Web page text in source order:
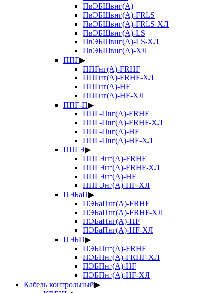
ПвЭБШвнг(А)
ПвЭБШвнг(А)-FRLS
ПвЭБШвнг(А)-FRLS-ХЛ
ПвЭБШвнг(А)-LS
ПвЭБШвнг(А)-LS-ХЛ
ПвЭБШвнг(А)-ХЛ
ППГ▶
ППГнг(А)-FRHF
ППГнг(А)-FRHF-ХЛ
ППГнг(А)-HF
ППГнг(А)-HF-ХЛ
ППГ-П▶
ППГ-Пнг(А)-FRHF
ППГ-Пнг(А)-FRHF-ХЛ
ППГ-Пнг(А)-HF
ППГ-Пнг(А)-HF-ХЛ
ППГЭ▶
ППГЭнг(А)-FRHF
ППГЭнг(А)-FRHF-ХЛ
ППГЭнг(А)-HF
ППГЭнг(А)-HF-ХЛ
ПЭБаП▶
ПЭБаПнг(А)-FRHF
ПЭБаПнг(А)-FRHF-ХЛ
ПЭБаПнг(А)-HF
ПЭБаПнг(А)-HF-ХЛ
ПЭБП▶
ПЭБПнг(А)-FRHF
ПЭБПнг(А)-FRHF-ХЛ
ПЭБПнг(А)-HF
ПЭБПнг(А)-HF-ХЛ
Кабель контрольный▶